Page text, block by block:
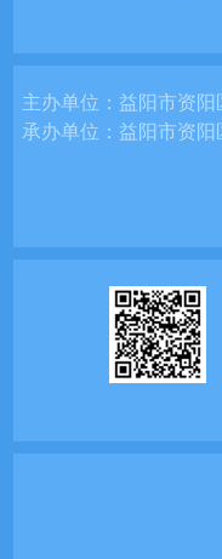
主办单位：益阳市资
承办单位：益阳市资阳